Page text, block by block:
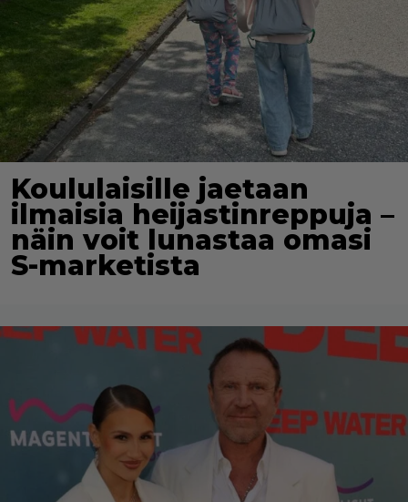
Koululaisille jaetaan
ilmaisia heijastinreppuja –
näin voit lunastaa omasi
S-marketista